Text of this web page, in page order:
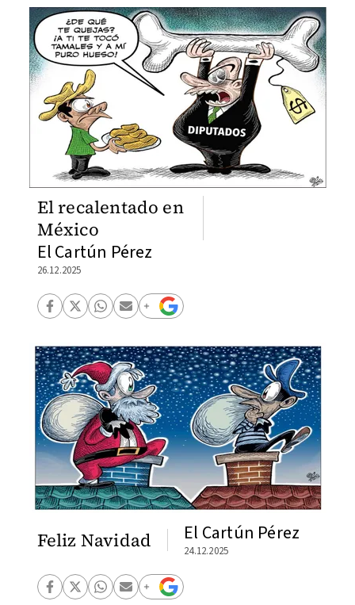
El recalentado en
México
El Cartún Pérez
26.12.2025
Feliz Navidad El Cartún Pérez
24.12.2025